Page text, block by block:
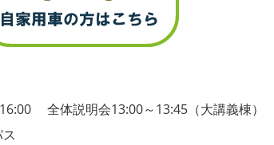
全体説明会13:00～13:45（大講義棟）